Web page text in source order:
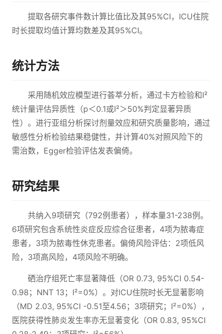
提取各研究事件数计算比值比及其95%CI，ICU住院
时长提取均值计算均数差及其95%CI。
统计方法
采用随机效应模型进行荟萃分析，通过卡方检验和I²
统计量评估异质性（p＜0.1或I²＞50%判定显著异质
性）。进行亚组分析探讨剂量效应和研究质量影响，通过
敏感性分析检验结果稳健性，并计算40%对照风险下的
需治数，Egger检验评估发表偏倚。
研究结果
共纳入9项研究（792例患者），样本量31-238例。
6项研究包含系统性炎症反应综合征患者，4项为脓毒症
患者，3项为脓毒性休克患者。偏倚风险评估：2项低风
险，3项高风险，4项风险不明确。
硒治疗组死亡率显著降低（OR 0.73, 95%CI 0.54-
0.98；NNT 13；I²=0%）。对ICU住院时长无显著影响
（MD 2.03, 95%CI -0.51至4.56；3项研究；I²=0%），
医院获得性肺炎发生率亦无显著变化（OR 0.83, 95%CI